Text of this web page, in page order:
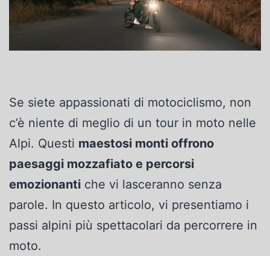
Se siete appassionati di motociclismo, non
c’è niente di meglio di un tour in moto nelle
Alpi. Questi maestosi monti offrono
paesaggi mozzafiato e percorsi
emozionanti che vi lasceranno senza
parole. In questo articolo, vi presentiamo i
passi alpini più spettacolari da percorrere in
moto.